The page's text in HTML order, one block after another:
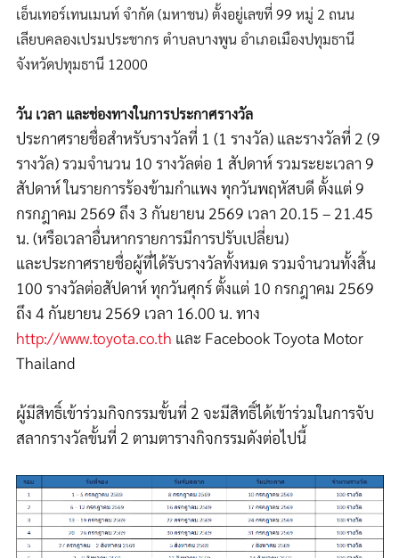
เอ็นเทอร์เทนเมนท์ จำกัด (มหาชน) ตั้งอยู่เลขที่ 99 หมู่ 2 ถนน
เลียบคลองเปรมประชากร ตำบลบางพูน อำเภอเมืองปทุมธานี
จังหวัดปทุมธานี 12000
วัน เวลา และช่องทางในการประกาศรางวัล
ประกาศรายชื่อสำหรับรางวัลที่ 1 (1 รางวัล) และรางวัลที่ 2 (9
รางวัล) รวมจำนวน 10 รางวัลต่อ 1 สัปดาห์ รวมระยะเวลา 9
สัปดาห์ ในรายการร้องข้ามกำแพง ทุกวันพฤหัสบดี ตั้งแต่9
กรกฎาคม 2569 ถึง 3 กันยายน 2569 เวลา 20.15 – 21.45
น. (หรือเวลาอื่นหากรายการมีการปรับเปลี่ยน)
และประกาศรายชื่อผู้ที่ได้รับรางวัลทั้งหมด รวมจำนวนทั้งสิ้น
100 รางวัลต่อสัปดาห์ ทุกวันศุกร์ ตั้งแต่10 กรกฎาคม 2569
ถึง 4 กันยายน 2569 เวลา 16.00 น. ทาง
http://www.toyota.co.th และ Facebook Toyota Motor
Thailand
ผู้มีสิทธิ์เข้าร่วมกิจกรรมขั้นที่ 2 จะมีสิทธิ์ได้เข้าร่วมในการจับ
สลากรางวัลขั้นที่ 2 ตามตารางกิจกรรมดังต่อไปนี้